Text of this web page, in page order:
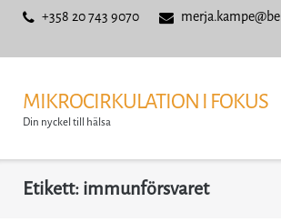
+358 20 743 9070
MIKROCIRKULATION I FOKUS
Din nyckel till hälsa
Etikett:immunförsvaret